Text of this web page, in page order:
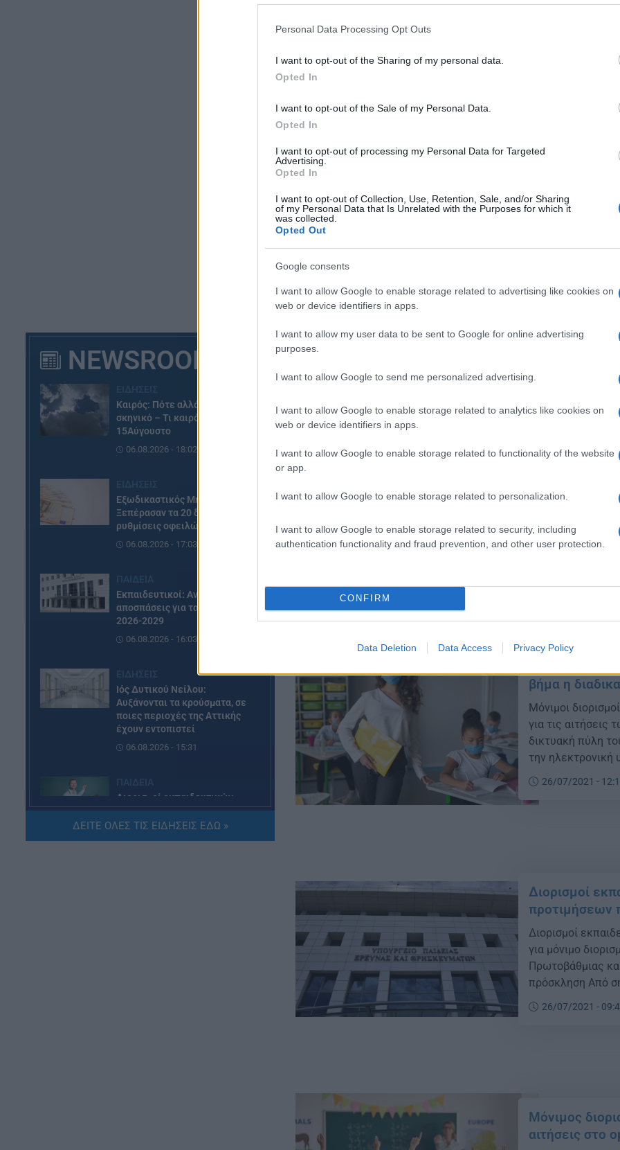
Personal Data Processing Opt Outs
I want to opt-out of the Sharing of my personal data.
Opted In
I want to opt-out of the Sale of my Personal Data.
Opted In
I want to opt-out of processing my Personal Data for Targeted
Advertising.
Opted In
I want to opt-out of Collection, Use, Retention, Sale, and/or Sharing
of my Personal Data that Is Unrelated with the Purposes for which it
was collected.
Opted Out
Google consents
I want to allow Google to enable storage related to advertising like cookies on
web or device identifiers in apps.
I want to allow my user data to be sent to Google for online advertising
purposes.
I want to allow Google to send me personalized advertising.
I want to allow Google to enable storage related to analytics like cookies on
web or device identifiers in apps.
I want to allow Google to enable storage related to functionality of the website
or app.
I want to allow Google to enable storage related to personalization.
I want to allow Google to enable storage related to security, including
authentication functionality and fraud prevention, and other user protection.
CONFIRM
Data Deletion Data Access Privacy Policy
NEWSROOM
Καιρός: Πότε αλλάζει το
σκηνικό – Τι καιρό θα κάνει τον
15Αύγουστο
06.08.2026 - 18:02
Εξωδικαστικός Μηχανισμός:
Ξεπέρασαν τα 20 δισ. ευρώ οι
ρυθμίσεις οφειλών
06.08.2026 - 17:03
Εκπαιδευτικοί: Ανακλήθηκαν
αποσπάσεις για τα σχολικά έτη
2026-2029
06.08.2026 - 16:03
Ιός Δυτικού Νείλου:
Αυξάνονται τα κρούσματα, σε
ποιες περιοχές της Αττικής
έχουν εντοπιστεί
06.08.2026 - 15:31
Διορισμοί εκπαιδευτικών
2026: Δείτε μέχρι ποια σειρά
ΑΣΕΠ έγιναν οι περσινοί
ΔΕΙΤΕ ΟΛΕΣ ΤΙΣ ΕΙΔΗΣΕΙΣ ΕΔΩ »
Μόνιμοι
διορισμό σε
Εκπαίδευσης,
πρόσκληση
ΤΕ01.19,
τελικούς
14/11/2021 -
ΝΕΕΣ
Εκπαιδευτικοί:
προσληφθούν
Υπουργείο
μόνιμων
προσλήψεων
Υπουργείο
09/11/2021 -
Πρόσκληση
Αιγαίο και
Πρόσκληση
Δευτεροβάθμιας
Περιφερειακές
Εκπαίδευσης
προκειμένου να
Μόνιμοι
βήμα η
Μόνιμοι
για τις
δικτυακή πύλη
την ηλεκτρονική
Πρωτοβάθμιας
Επικράτεια. Το
https://
26/07/2021 -
Διορισμοί
προτιμήσεων
Διορισμοί
για μόνιμο
Πρωτοβάθμιας
πρόσκληση Από
Ιουλίου 2021,
περιοχών/
26/07/2021 -
Μόνιμος
αιτήσεις στο